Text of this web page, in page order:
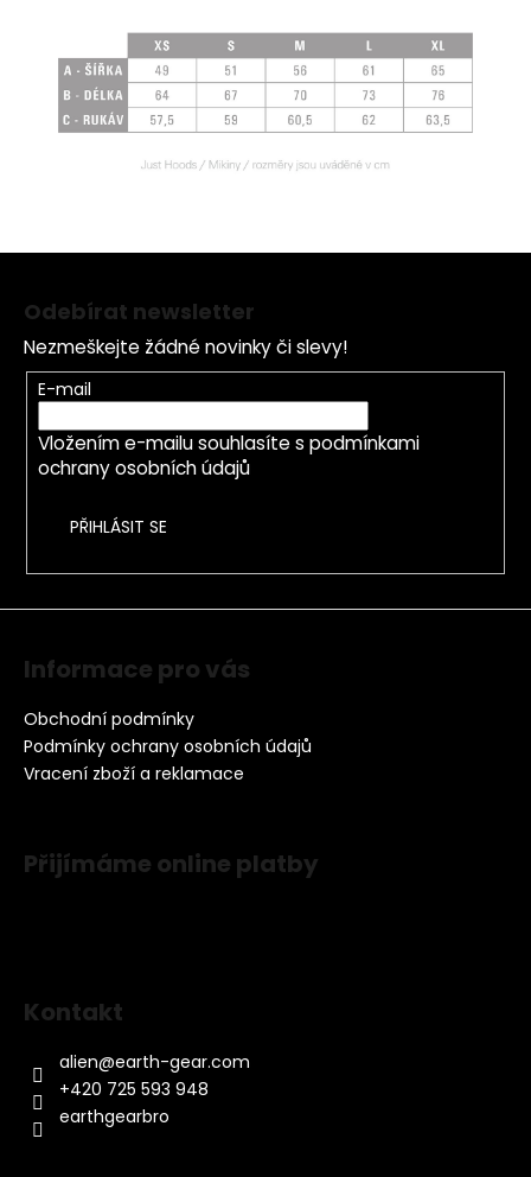
Odebírat newsletter
Nezmeškejte žádné novinky či slevy!
E-mail
Vložením e-mailu souhlasíte s podmínkami
ochrany osobních údajů
PŘIHLÁSIT SE
Informace pro vás
Obchodní podmínky
Podmínky ochrany osobních údajů
Vracení zboží a reklamace
Přijímáme online platby
Kontakt
alien@earth-gear.com
+420 725 593 948
earthgearbro